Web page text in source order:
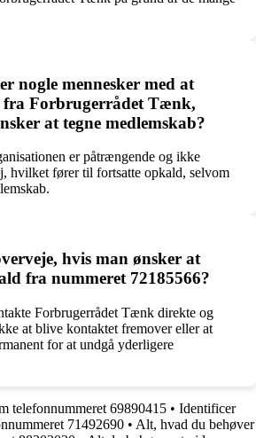
nogle mennesker med at
fra Forbrugerrådet Tænk,
at tegne medlemskab?
er påtrængende og ikke
hvilket fører til fortsatte opkald, selvom
hvis man ønsker at
fra nummeret 72185566?
Forbrugerrådet Tænk direkte og
at blive kontaktet fremover eller at
for at undgå yderligere
telefonnummeret 69890415 • Identificer
71492690 • Alt, hvad du behøver